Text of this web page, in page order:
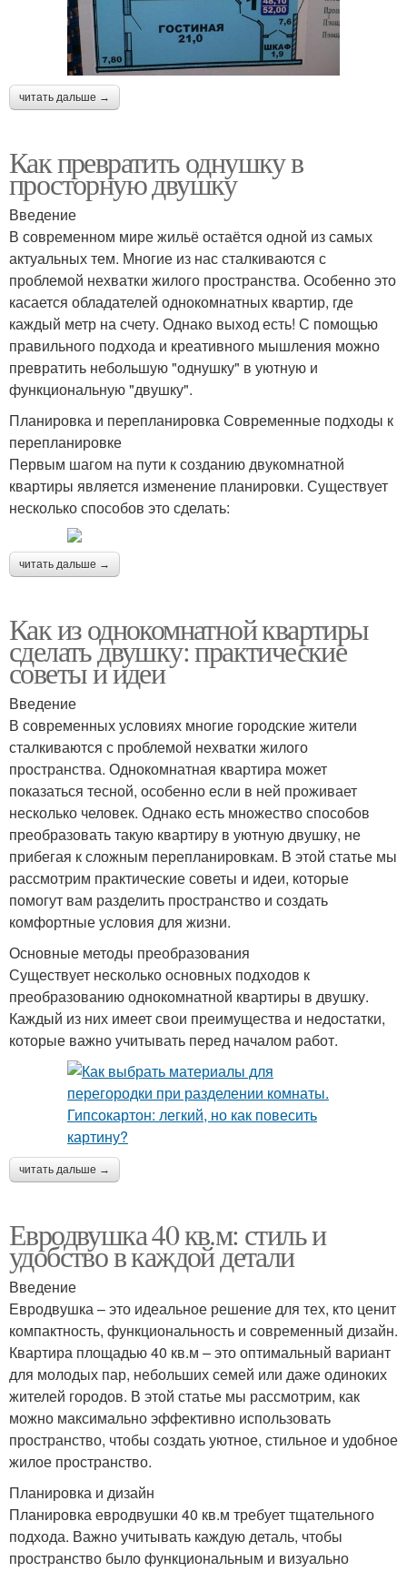
читать дальше →
Как превратить однушку в
просторную двушку
Введение
В современном мире жильё остаётся одной из самых
актуальных тем. Многие из нас сталкиваются с
проблемой нехватки жилого пространства. Особенно это
касается обладателей однокомнатных квартир, где
каждый метр на счету. Однако выход есть! С помощью
правильного подхода и креативного мышления можно
превратить небольшую "однушку" в уютную и
функциональную "двушку".
Планировка и перепланировка Современные подходы к
перепланировке
Первым шагом на пути к созданию двукомнатной
квартиры является изменение планировки. Существует
несколько способов это сделать:
читать дальше →
Как из однокомнатной квартиры
сделать двушку: практические
советы и идеи
Введение
В современных условиях многие городские жители
сталкиваются с проблемой нехватки жилого
пространства. Однокомнатная квартира может
показаться тесной, особенно если в ней проживает
несколько человек. Однако есть множество способов
преобразовать такую квартиру в уютную двушку, не
прибегая к сложным перепланировкам. В этой статье мы
рассмотрим практические советы и идеи, которые
помогут вам разделить пространство и создать
комфортные условия для жизни.
Основные методы преобразования
Существует несколько основных подходов к
преобразованию однокомнатной квартиры в двушку.
Каждый из них имеет свои преимущества и недостатки,
которые важно учитывать перед началом работ.
читать дальше →
Евродвушка 40 кв.м: стиль и
удобство в каждой детали
Введение
Евродвушка – это идеальное решение для тех, кто ценит
компактность, функциональность и современный дизайн.
Квартира площадью 40 кв.м – это оптимальный вариант
для молодых пар, небольших семей или даже одиноких
жителей городов. В этой статье мы рассмотрим, как
можно максимально эффективно использовать
пространство, чтобы создать уютное, стильное и удобное
жилое пространство.
Планировка и дизайн
Планировка евродвушки 40 кв.м требует тщательного
подхода. Важно учитывать каждую деталь, чтобы
пространство было функциональным и визуально